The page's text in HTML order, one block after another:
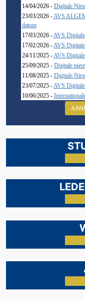
14/04/2026 - Digitale
23/03/2026 - AVS
datum
17/03/2026 - AVS
17/02/2026 - AVS
24/11/2025 - AVS
25/09/2025 - Digitale
11/08/2025 - Digitale
23/07/2025 - AVS
10/06/2025 -